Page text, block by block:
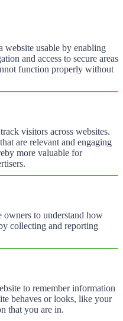
website usable by enabling
and access to secure areas
function properly without
visitors across websites.
are relevant and engaging
more valuable for
to understand how
collecting and reporting
to remember information
behaves or looks, like your
that you are in.